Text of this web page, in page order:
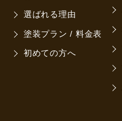
選ばれる理由
塗装プラン / 料金表
初めての方へ